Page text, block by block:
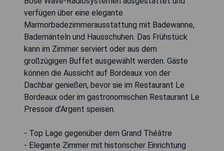
verfügen über eine elegante
Marmorbadezimmerausstattung mit Badewanne,
Bademänteln und Hausschuhen. Das Frühstück
kann im Zimmer serviert oder aus dem
großzügigen Buffet ausgewählt werden. Gäste
können die Aussicht auf Bordeaux von der
Dachbar genießen, bevor sie im Restaurant Le
Bordeaux oder im gastronomischen Restaurant Le
Pressoir d’Argent speisen.
- Top Lage gegenüber dem Grand Théâtre
- Elegante Zimmer mit historischer Einrichtung